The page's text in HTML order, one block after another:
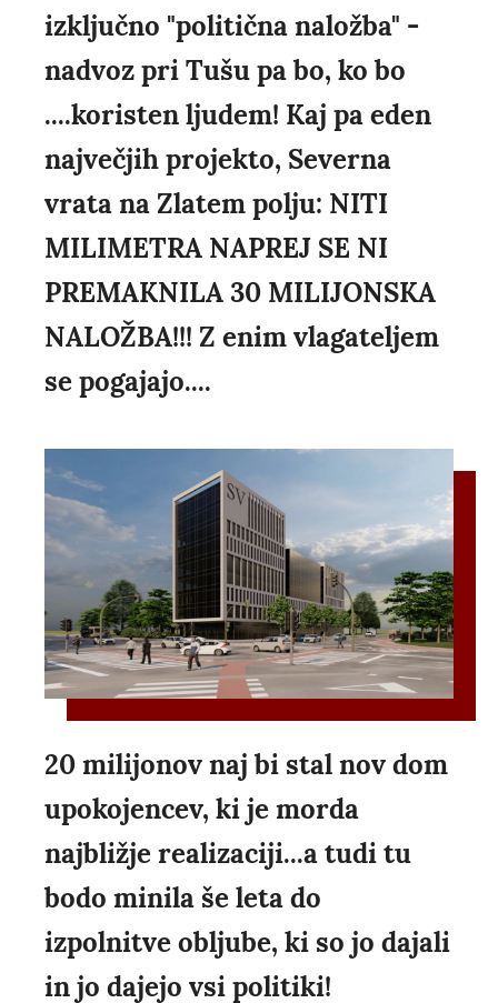
izključno "politična naložba" -
nadvoz pri Tušu pa bo, ko bo
....koristen ljudem! Kaj pa eden
največjih projekto, Severna
vrata na Zlatem polju: NITI
MILIMETRA NAPREJ SE NI
PREMAKNILA 30 MILIJONSKA
NALOŽBA!!! Z enim vlagateljem
se pogajajo....
20 milijonov naj bi stal nov dom
upokojencev, ki je morda
najbližje realizaciji...a tudi tu
bodo minila še leta do
izpolnitve obljube, ki so jo dajali
in jo dajejo vsi politiki!